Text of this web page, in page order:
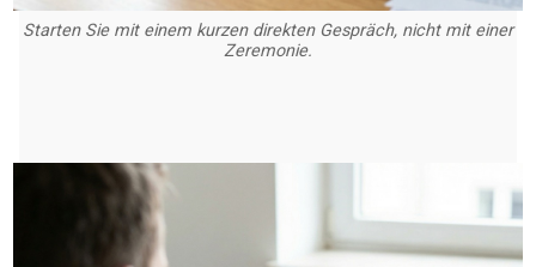
Starten Sie mit einem kurzen direkten Gespräch, nicht mit einer
Zeremonie.